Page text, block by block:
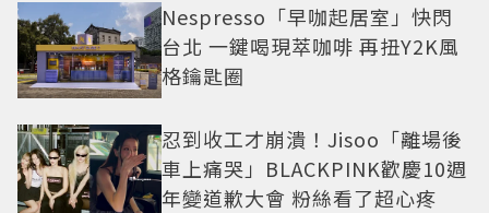
Nespresso「早咖起居室」快閃
台北 一鍵喝現萃咖啡 再扭Y2K風
格鑰匙圈
忍到收工才崩潰！Jisoo「離場後
車上痛哭」BLACKPINK歡慶10週
年變道歉大會 粉絲看了超心疼